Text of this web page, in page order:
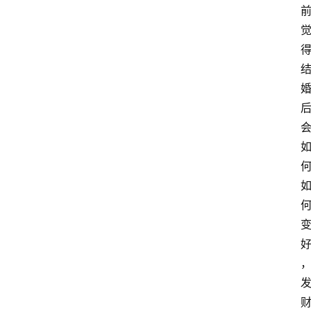
前
觉
得
结
婚
后
会
如
何
如
何
变
好
，
发
财